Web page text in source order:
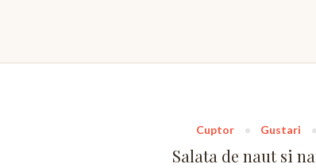
Cuptor Gustari
Salata de naut si